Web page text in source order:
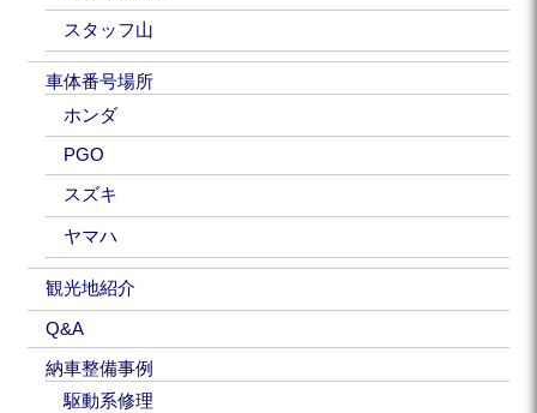
スタッフ山
車体番号場所
ホンダ
PGO
スズキ
ヤマハ
観光地紹介
Q&A
納車整備事例
駆動系修理